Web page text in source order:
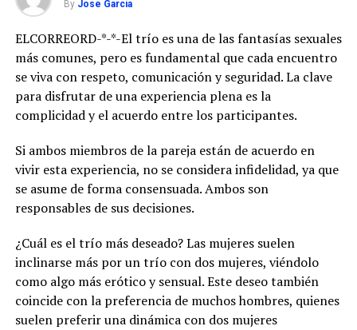
By Jose Garcia
ELCORREORD-*-*-El trío es una de las fantasías sexuales
más comunes, pero es fundamental que cada encuentro
se viva con respeto, comunicación y seguridad. La clave
para disfrutar de una experiencia plena es la
complicidad y el acuerdo entre los participantes.
Si ambos miembros de la pareja están de acuerdo en
vivir esta experiencia, no se considera infidelidad, ya que
se asume de forma consensuada. Ambos son
responsables de sus decisiones.
¿Cuál es el trío más deseado? Las mujeres suelen
inclinarse más por un trío con dos mujeres, viéndolo
como algo más erótico y sensual. Este deseo también
coincide con la preferencia de muchos hombres, quienes
suelen preferir una dinámica con dos mujeres